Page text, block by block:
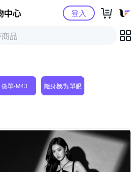
Yahoo購物中心登入
微單-M43 隨身機/類單眼